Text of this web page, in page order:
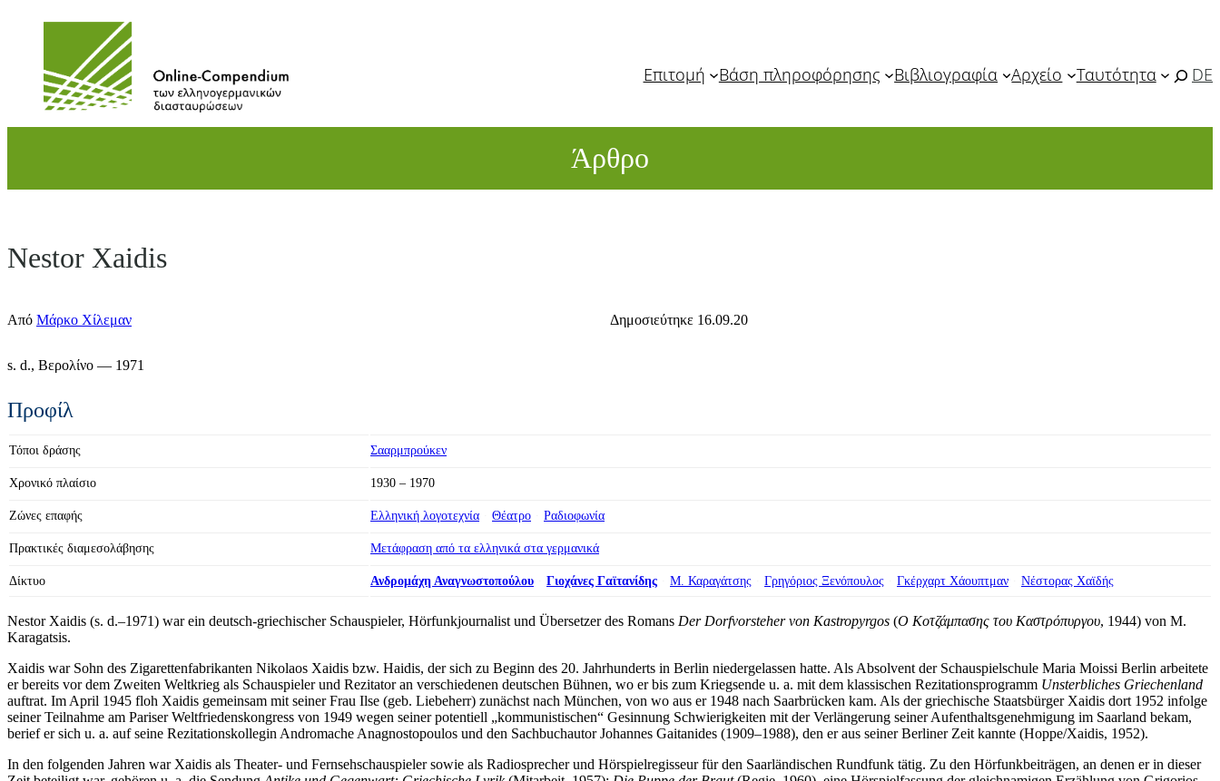
Επιτομή Βάση πληροφόρησης Βιβλιογραφία Αρχείο Ταυτότητα DE
Άρθρο
Nestor Xaidis
Από Μάρκο Χίλεμαν Δημοσιεύτηκε 16.09.20
s. d., Βερολίνο — 1971
Προφίλ
Τόποι δράσης Σααρμπρούκεν
Χρονικό πλαίσιο 1930 – 1970
Ζώνες επαφής Ελληνική λογοτεχνία Θέατρο Ραδιοφωνία
Πρακτικές διαμεσολάβησης Μετάφραση από τα ελληνικά στα γερμανικά
Δίκτυο Ανδρομάχη Αναγνωστοπούλου Γιοχάνες Γαϊτανίδης Μ. Καραγάτσης Γρηγόριος Ξενόπουλος Γκέρχαρτ Χάουπτμαν Νέστορας Χαϊδής
Nestor Xaidis (s. d.–1971) war ein deutsch-griechischer Schauspieler, Hörfunkjournalist und Übersetzer des Romans Der Dorfvorsteher von Kastropyrgos (Ο Κοτζάμπασης του Καστρόπυργου, 1944) von M.
Karagatsis.
Xaidis war Sohn des Zigarettenfabrikanten Nikolaos Xaidis bzw. Haidis, der sich zu Beginn des 20. Jahrhunderts in Berlin niedergelassen hatte. Als Absolvent der Schauspielschule Maria Moissi Berlin arbeitete
er bereits vor dem Zweiten Weltkrieg als Schauspieler und Rezitator an verschiedenen deutschen Bühnen, wo er bis zum Kriegsende u. a. mit dem klassischen Rezitationsprogramm Unsterbliches Griechenland
auftrat. Im April 1945 floh Xaidis gemeinsam mit seiner Frau Ilse (geb. Liebeherr) zunächst nach München, von wo aus er 1948 nach Saarbrücken kam. Als der griechische Staatsbürger Xaidis dort 1952 infolge
seiner Teilnahme am Pariser Weltfriedenskongress von 1949 wegen seiner potentiell „kommunistischen“ Gesinnung Schwierigkeiten mit der Verlängerung seiner Aufenthaltsgenehmigung im Saarland bekam,
berief er sich u. a. auf seine Rezitationskollegin Andromache Anagnostopoulos und den Sachbuchautor Johannes Gaitanides (1909–1988), den er aus seiner Berliner Zeit kannte (Hoppe/Xaidis, 1952).
In den folgenden Jahren war Xaidis als Theater- und Fernsehschauspieler sowie als Radiosprecher und Hörspielregisseur für den Saarländischen Rundfunk tätig. Zu den Hörfunkbeiträgen, an denen er in dieser